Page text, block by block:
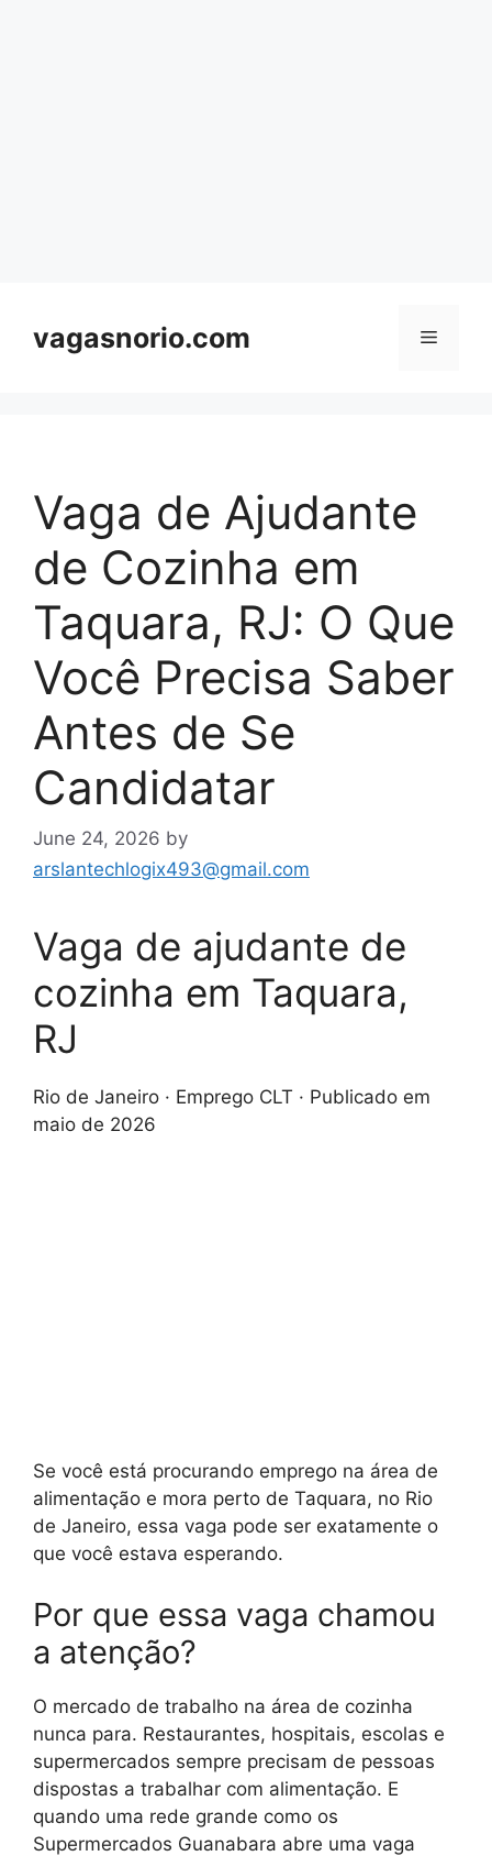
vagasnorio.com Menu
Vaga de Ajudante
de Cozinha em
Taquara, RJ: O Que
Você Precisa Saber
Antes de Se
Candidatar
June 24, 2026 by
arslantechlogix493@gmail.com
Vaga de ajudante de
cozinha em Taquara,
RJ
Rio de Janeiro · Emprego CLT · Publicado em
maio de 2026
Se você está procurando emprego na área de
alimentação e mora perto de Taquara, no Rio
de Janeiro, essa vaga pode ser exatamente o
que você estava esperando.
Por que essa vaga chamou
a atenção?
O mercado de trabalho na área de cozinha
nunca para. Restaurantes, hospitais, escolas e
supermercados sempre precisam de pessoas
dispostas a trabalhar com alimentação. E
quando uma rede grande como os
Supermercados Guanabara abre uma vaga